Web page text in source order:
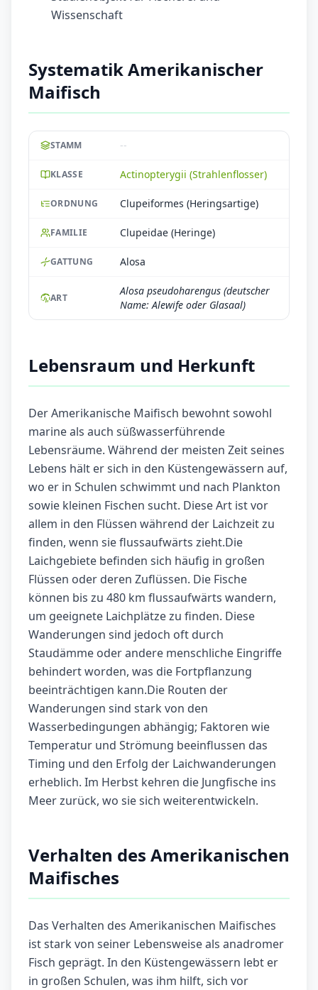
Wissenschaft
Systematik Amerikanischer
Maifisch
STAMM --
KLASSE Actinopterygii (Strahlenflosser)
ORDNUNG Clupeiformes (Heringsartige)
FAMILIE Clupeidae (Heringe)
GATTUNG Alosa
ART
Alosa pseudoharengus (deutscher
Name: Alewife oder Glasaal)
Lebensraum und Herkunft
Der Amerikanische Maifisch bewohnt sowohl
marine als auch süßwasserführende
Lebensräume. Während der meisten Zeit seines
Lebens hält er sich in den Küstengewässern auf,
wo er in Schulen schwimmt und nach Plankton
sowie kleinen Fischen sucht. Diese Art ist vor
allem in den Flüssen während der Laichzeit zu
finden, wenn sie flussaufwärts zieht.Die
Laichgebiete befinden sich häufig in großen
Flüssen oder deren Zuflüssen. Die Fische
können bis zu 480 km flussaufwärts wandern,
um geeignete Laichplätze zu finden. Diese
Wanderungen sind jedoch oft durch
Staudämme oder andere menschliche Eingriffe
behindert worden, was die Fortpflanzung
beeinträchtigen kann.Die Routen der
Wanderungen sind stark von den
Wasserbedingungen abhängig; Faktoren wie
Temperatur und Strömung beeinflussen das
Timing und den Erfolg der Laichwanderungen
erheblich. Im Herbst kehren die Jungfische ins
Meer zurück, wo sie sich weiterentwickeln.
Verhalten des Amerikanischen
Maifisches
Das Verhalten des Amerikanischen Maifisches
ist stark von seiner Lebensweise als anadromer
Fisch geprägt. In den Küstengewässern lebt er
in großen Schulen, was ihm hilft, sich vor